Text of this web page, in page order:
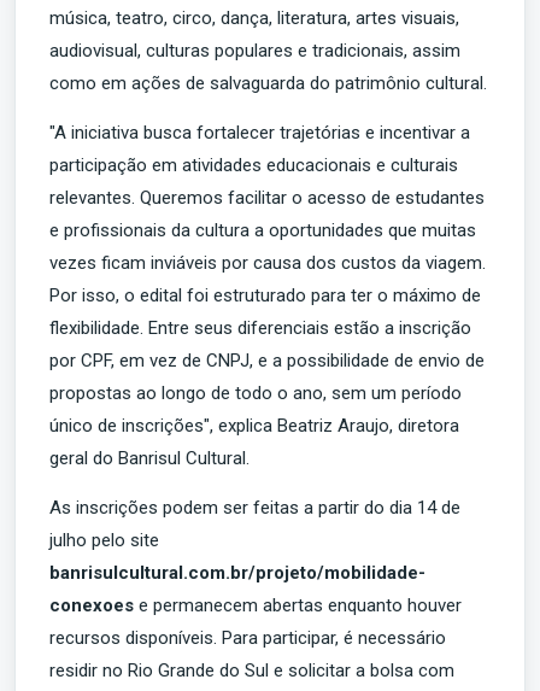
música, teatro, circo, dança, literatura, artes visuais,
audiovisual, culturas populares e tradicionais, assim
como em ações de salvaguarda do patrimônio cultural.
"A iniciativa busca fortalecer trajetórias e incentivar a
participação em atividades educacionais e culturais
relevantes. Queremos facilitar o acesso de estudantes
e profissionais da cultura a oportunidades que muitas
vezes ficam inviáveis por causa dos custos da viagem.
Por isso, o edital foi estruturado para ter o máximo de
flexibilidade. Entre seus diferenciais estão a inscrição
por CPF, em vez de CNPJ, e a possibilidade de envio de
propostas ao longo de todo o ano, sem um período
único de inscrições", explica Beatriz Araujo, diretora
geral do Banrisul Cultural.
As inscrições podem ser feitas a partir do dia 14 de
julho pelo site
banrisulcultural.com.br/projeto/mobilidade-
conexoes e permanecem abertas enquanto houver
recursos disponíveis. Para participar, é necessário
residir no Rio Grande do Sul e solicitar a bolsa com